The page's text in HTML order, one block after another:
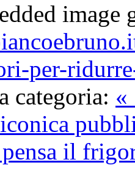
image
per-
categoria: «
il